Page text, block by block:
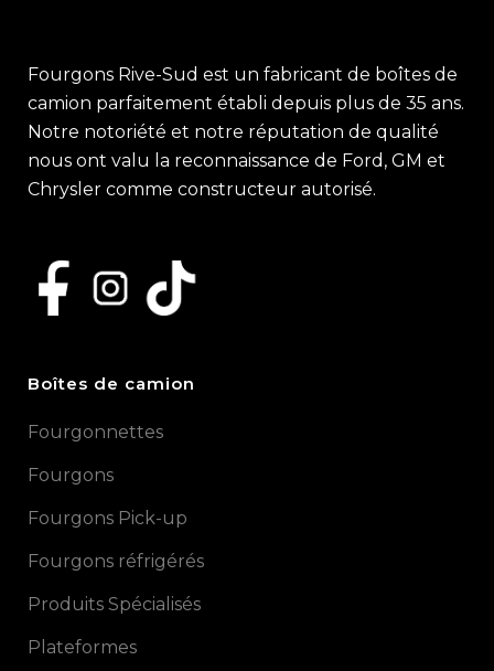
Fourgons Rive-Sud est un fabricant de boîtes de
camion parfaitement établi depuis plus de 35 ans.
Notre notoriété et notre réputation de qualité
nous ont valu la reconnaissance de Ford, GM et
Chrysler comme constructeur autorisé.
Boîtes de camion
Fourgonnettes
Fourgons
Fourgons Pick-up
Fourgons réfrigérés
Produits Spécialisés
Plateformes